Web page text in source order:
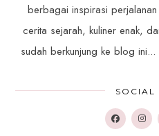
berbagai inspirasi
cerita sejarah, kuliner enak,
sudah berkunjung ke blog
SOCIAL